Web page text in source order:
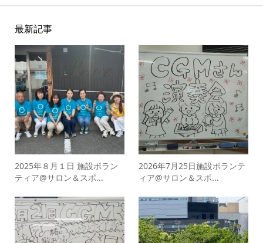
最新記事
2025年８月１日 施設ボラン
ティア@サロン＆スポ...
2026年7月25日施設ボランテ
ィア@サロン＆スポ...